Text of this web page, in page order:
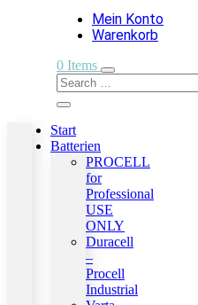
Mein Konto
Warenkorb
0 Items
Start
Batterien
PROCELL
for
Professional
USE
ONLY
Duracell
–
Procell
Industrial